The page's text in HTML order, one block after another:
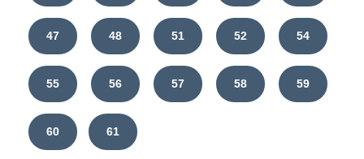
47 48 51 52 54
55 56 57 58 59
60 61